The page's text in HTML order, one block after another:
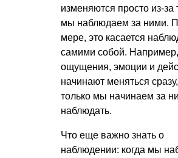
изменяются просто из-за
мы наблюдаем за ними.
мере, это касается
самими собой.
ощущения, эмоции и
начинают меняться
только мы начинаем за
наблюдать.
Что еще важно знать о
наблюдении: когда мы